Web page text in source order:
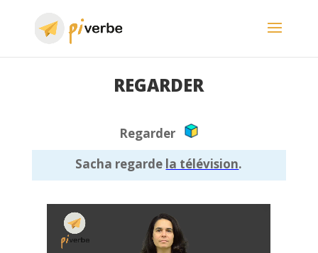
REGARDER
Regarder
Sacha regarde la télévision.